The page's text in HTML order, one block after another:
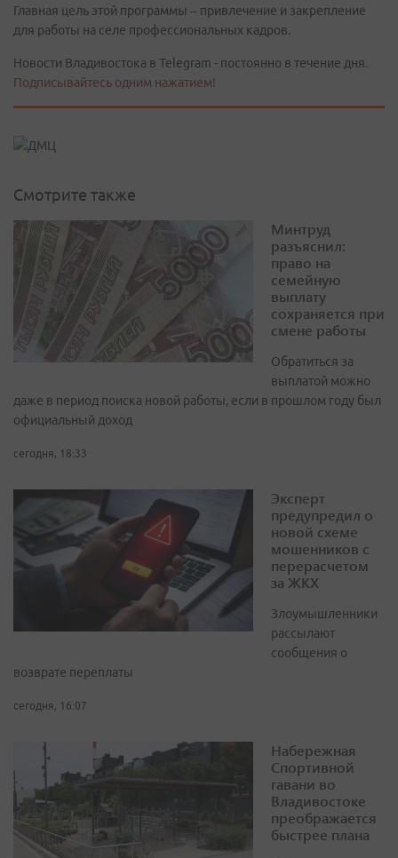
Главная цель этой программы – привлечение и закрепление
для работы на селе профессиональных кадров.
Новости Владивостока в Telegram - постоянно в течение дня.
Подписывайтесь одним нажатием!
Смотрите также
Минтруд
разъяснил:
право на
семейную
выплату
сохраняется при
смене работы
Обратиться за
выплатой можно
даже в период поиска новой работы, если в прошлом году был
официальный доход
сегодня, 18:33
Эксперт
предупредил о
новой схеме
мошенников с
перерасчетом
за ЖКХ
Злоумышленники
рассылают
сообщения о
возврате переплаты
сегодня, 16:07
Набережная
Спортивной
гавани во
Владивостоке
преображается
быстрее плана